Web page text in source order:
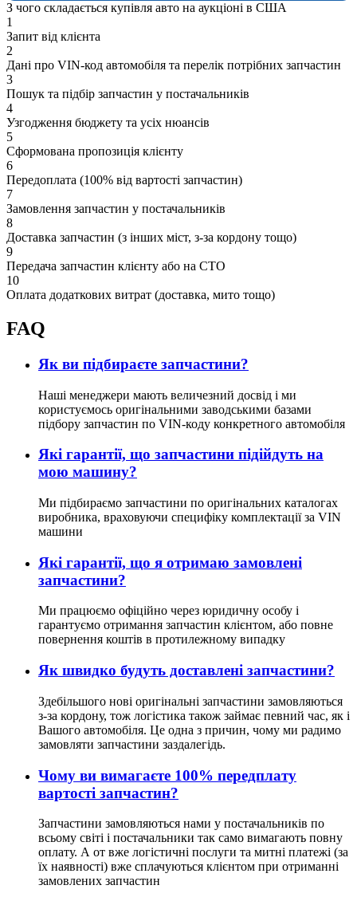
З чого складається купівля авто на аукціоні в США
1
Запит від клієнта
2
Дані про VIN-код автомобіля та перелік потрібних запчастин
3
Пошук та підбір запчастин у постачальників
4
Узгодження бюджету та усіх нюансів
5
Сформована пропозиція клієнту
6
Передоплата (100% від вартості запчастин)
7
Замовлення запчастин у постачальників
8
Доставка запчастин (з інших міст, з-за кордону тощо)
9
Передача запчастин клієнту або на СТО
10
Оплата додаткових витрат (доставка, мито тощо)
FAQ
Як ви підбираєте запчастини?
Наші менеджери мають величезний досвід і ми
користуємось оригінальними заводськими базами
підбору запчастин по VIN-коду конкретного автомобіля
Які гарантії, що запчастини підійдуть на
мою машину?
Ми підбираємо запчастини по оригінальних каталогах
виробника, враховуючи специфіку комплектації за VIN
машини
Які гарантії, що я отримаю замовлені
запчастини?
Ми працюємо офіційно через юридичну особу і
гарантуємо отримання запчастин клієнтом, або повне
повернення коштів в протилежному випадку
Як швидко будуть доставлені запчастини?
Здебільшого нові оригінальні запчастини замовляються
з-за кордону, тож логістика також займає певний час, як і
Вашого автомобіля. Це одна з причин, чому ми радимо
замовляти запчастини заздалегідь.
Чому ви вимагаєте 100% передплату
вартості запчастин?
Запчастини замовляються нами у постачальників по
всьому світі і постачальники так само вимагають повну
оплату. А от вже логістичні послуги та митні платежі (за
їх наявності) вже сплачуються клієнтом при отриманні
замовлених запчастин